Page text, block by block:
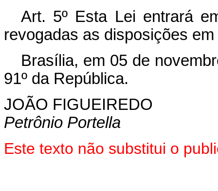
Art. 5º Esta Lei entrará
revogadas as disposições
Brasília, em 05 de
91º da República.
JOÃO FIGUEIREDO
Petrônio Portella
Este texto não substitui o